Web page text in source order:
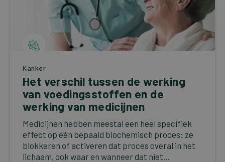
Kanker
Het verschil tussen de werking
van voedingsstoffen en de
werking van medicijnen
Medicijnen hebben meestal een heel specifiek
effect op één bepaald biochemisch proces: ze
blokkeren of activeren dat proces overal in het
lichaam, ook waar en wanneer dat niet...